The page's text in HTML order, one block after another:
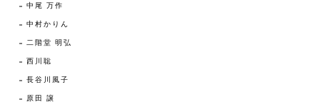
中尾 万作
中村かりん
二階堂 明弘
西川聡
長谷川風子
原田 譲